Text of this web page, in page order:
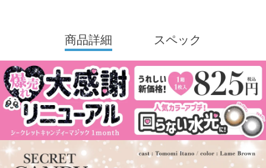
商品詳細 スペック